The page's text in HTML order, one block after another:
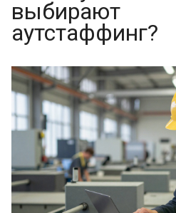
выбирают
аутстаффинг?